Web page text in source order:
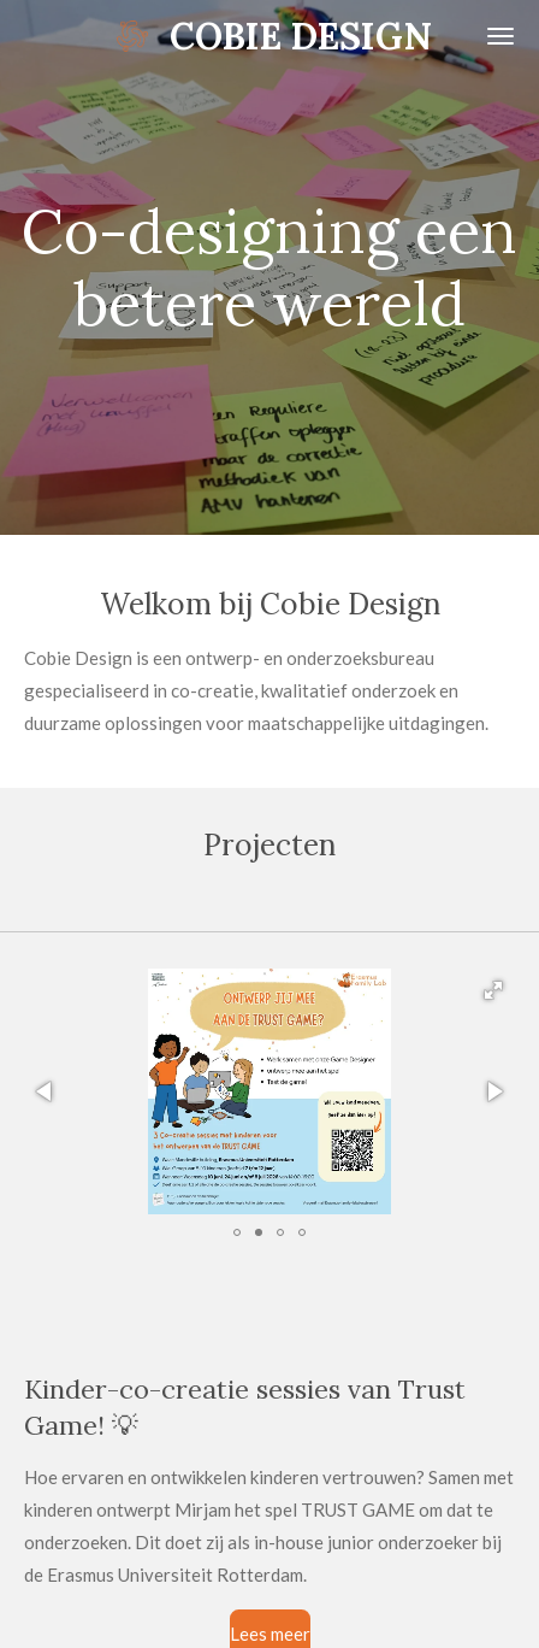
de
hoofdinhoud
COBIE DESIGN
Co-designing een
betere wereld
Welkom bij Cobie Design
Cobie Design is een ontwerp- en onderzoeksbureau
gespecialiseerd in co-creatie, kwalitatief onderzoek en
duurzame oplossingen voor maatschappelijke uitdagingen.
Projecten
Kinder-co-creatie sessies van Trust
Game! 💡
Hoe ervaren en ontwikkelen kinderen vertrouwen? Samen met
kinderen ontwerpt Mirjam het spel TRUST GAME om dat te
onderzoeken. Dit doet zij als in-house junior onderzoeker bij
de Erasmus Universiteit Rotterdam.
Lees meer